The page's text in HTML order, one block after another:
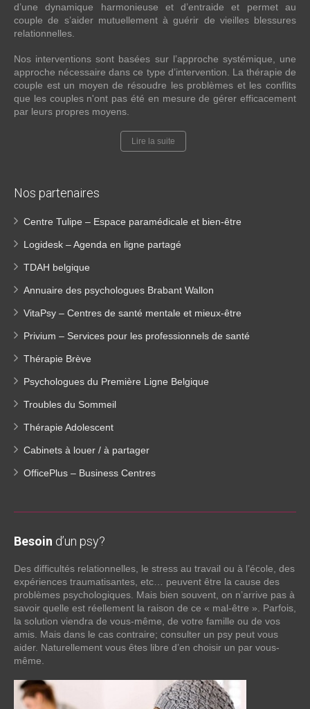
d’une dynamique harmonieuse et d’entraide et permet au
couple de s’aider mutuellement à guérir de vieilles blessures
relationnelles.
Nos interventions sont basées sur l’approche systémique, une
approche nécessaire dans ce type d’intervention. La thérapie de
couple est un moyen de résoudre les problèmes et les conflits
que les couples n'ont pas été en mesure de gérer efficacement
par leurs propres moyens.
Lire la suite
Nos partenaires
Centre Tulipe – Espace paramédicale et bien-être
Logidesk – Agenda en ligne partagé
TDAH belgique
Annuaire des psychologues Brabant Wallon
VitaPsy – Centres de santé mentale et mieux-être
Privium – Services pour les professionnels de santé
Thérapie Brève
Psychologues du Première Ligne Belgique
Troubles du Sommeil
Thérapie Adolescent
Cabinets à louer / à partager
OfficePlus – Business Centres
Besoin d’un psy?
Des difficultés relationnelles, le stress au travail ou à l’école, des
expériences traumatisantes, etc… peuvent être la cause des
problèmes psychologiques. Mais bien souvent, on n’arrive pas à
savoir quelle est réellement la raison de ce « mal-être ». Parfois,
la solution viendra de vous-même, de votre famille ou de vos
amis. Mais dans le cas contraire; consulter un psy peut vous
aider. Naturellement vous êtes libre d’en choisir un par vous-
même.